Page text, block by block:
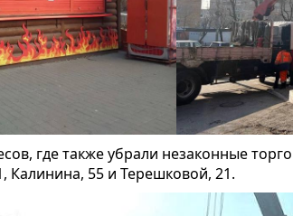
где также убрали незаконные
Калинина, 55 и Терешковой, 21.